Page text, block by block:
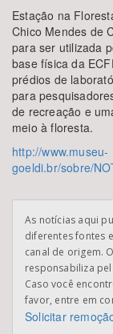
Estação na
Chico Mendes de
para ser utilizada
base física da
prédios de
para
de recreação e
meio à floresta.
http://www.museu-
goeldi.br/sobre/
As notícias aqui
diferentes fontes
canal de origem.
responsabiliza
Caso você
favor, entre em
Solicitar